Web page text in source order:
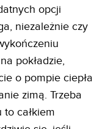
opcji
niezależnie czy
pokładzie,
o pompie ciepła
zimą. Trzeba
całkiem